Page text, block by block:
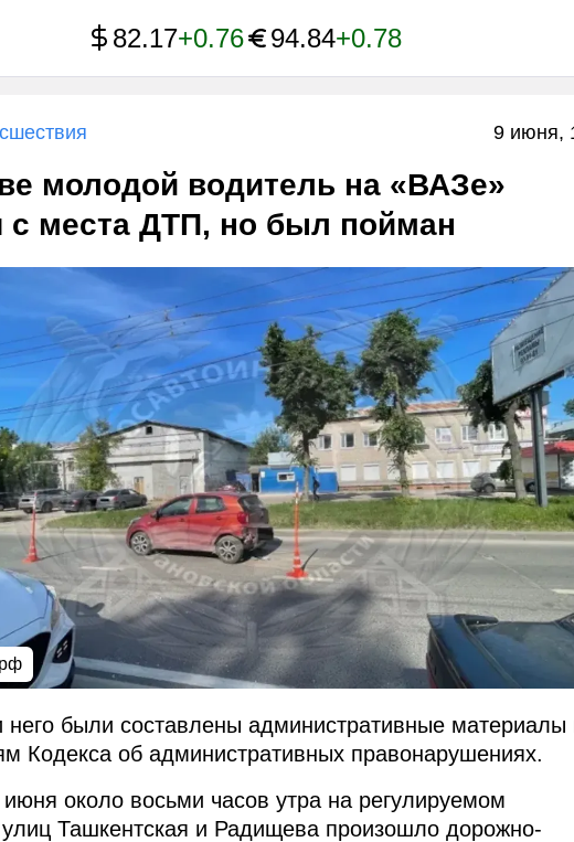
82.17+0.76 94.84+0.78
9 июня,
молодой водитель на «ВАЗе»
с места ДТП, но был пойман
него были составлены административные материалы
Кодекса об административных правонарушениях.
около восьми часов утра на регулируемом
улиц Ташкентская и Радищева произошло дорожно-